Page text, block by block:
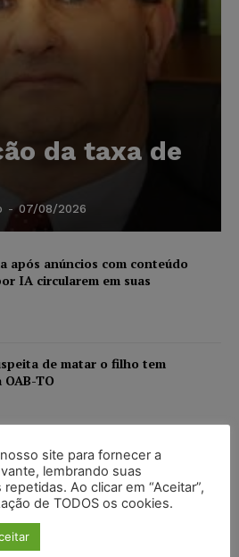
da taxa de
- 07/08/2026
após anúncios com conteúdo
IA circularem em suas
de matar o filho tem
TO
e CBS na compra de veículos
deficiência e autistas de todos os
2026
justa causa de empregado que
site para fornecer a
lembrando suas
Ao clicar em “Aceitar”,
de TODOS os cookies.